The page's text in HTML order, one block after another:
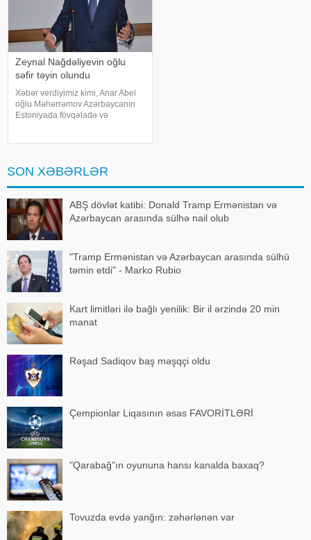
Zeynal Nağdəliyevin oğlu
səfir təyin olundu
Xəbər verdiyimiz kimi, Anar Abel
oğlu Məhərrəmov Azərbaycanın
Estoniyada fövqəladə və
Estoniyada fövqəlad
SON XƏBƏRLƏR
ABŞ dövlət katibi: Donald Tramp Ermənistan və
Azərbaycan arasında sülhə nail olub
"Tramp Ermənistan və Azərbaycan arasında sülhü
təmin etdi" - Marko Rubio
Kart limitləri ilə bağlı yenilik: Bir il ərzində 20 min
manat
Rəşad Sadiqov baş məşqçi oldu
Çempionlar Liqasının əsas FAVORİTLƏRİ
"Qarabağ"ın oyununa hansı kanalda baxaq?
Tovuzda evdə yanğın: zəhərlənən var